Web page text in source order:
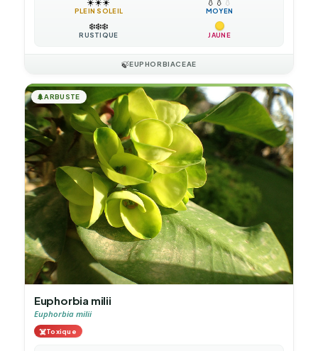
PLEIN SOLEIL MOYEN
❄️❄️❄️
RUSTIQUE JAUNE
🍃EUPHORBIACEAE
🌲ARBUSTE
Euphorbia milii
Euphorbia milii
☠️Toxique